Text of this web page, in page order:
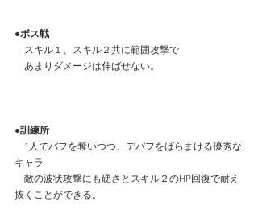
●ボス戦
スキル１、スキル２共に範囲攻撃で
あまりダメージは伸ばせない。
●訓練所
1人でバフを奪いつつ、デバフをばらまける優秀な
キャラ
敵の波状攻撃にも硬さとスキル２のHP回復で耐え
抜くことができる。